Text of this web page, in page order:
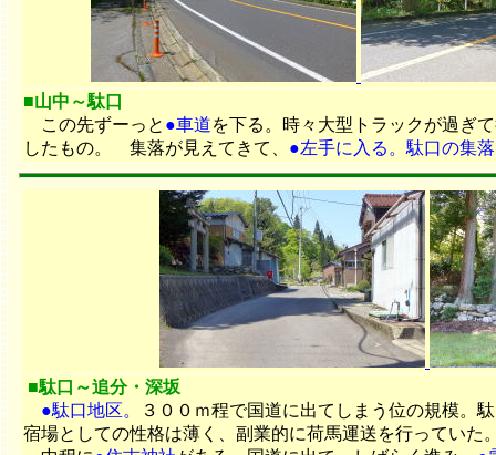
■山中～駄口
この先ずーっと ●車道を下る。時々大型トラックが過ぎ
したもの。 集落が見えてきて、 ●左手に入る。駄口の集落
■駄口～追分・深坂
●駄口地区。
３００ｍ程で国道に出てしまう位の規模。
宿場としての性格は薄く、副業的に荷馬運送を行っていた